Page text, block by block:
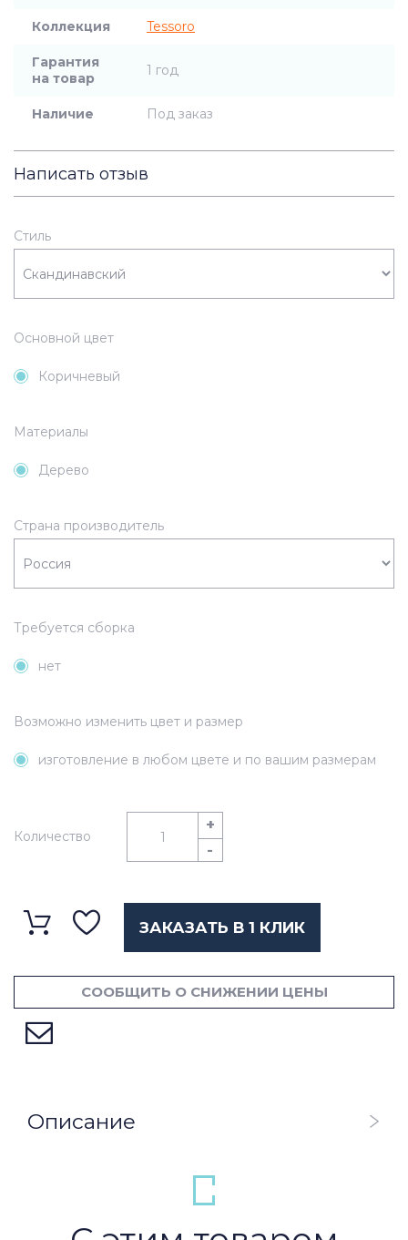
Коллекция Tessoro
Гарантия
на товар
1 год
Наличие Под заказ
Написать отзыв
Коричневый
Дерево
нет
изготовление в любом цвете и по вашим размерам
Количество
+
-
ЗАКАЗАТЬ В 1 КЛИК
СООБЩИТЬ О СНИЖЕНИИ ЦЕНЫ
Описание